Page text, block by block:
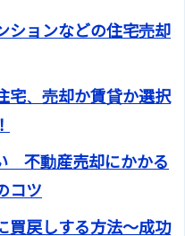
ョンなどの住宅売却
宅、売却か賃貸か選択
不動産売却にかかる
コツ
買戻しする方法～成功